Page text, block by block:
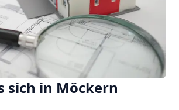
sich in Möckern